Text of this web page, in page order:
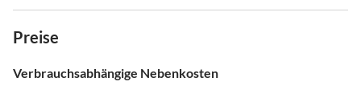
Preise
Verbrauchsabhängige Nebenkosten